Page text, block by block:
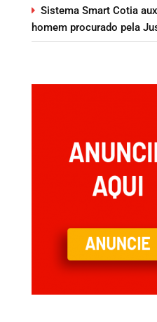
Sistema Smart Cotia
homem procurado pela